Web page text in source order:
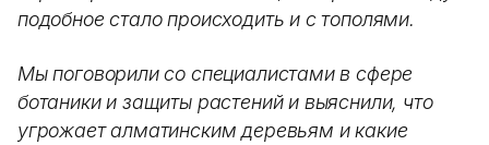
подобное стало происходить и с тополями.
Мы поговорили со специалистами в сфере
ботаники и защиты растений и выяснили, что
угрожает алматинским деревьям и какие